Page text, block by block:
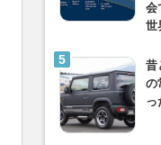
会
世
昔
の
っ